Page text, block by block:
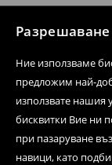
Ние използваме
предложим най-
използвате нашия
бисквитки Вие ни
при пазаруване
навици, като